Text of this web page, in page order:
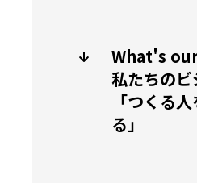
What's
私たちの
「つくる
る」